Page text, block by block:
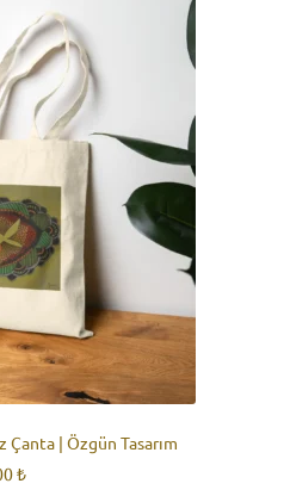
Seçenekler
ürün
sayfasından
seçilebilir
Çanta | Özgün Tasarım
₺